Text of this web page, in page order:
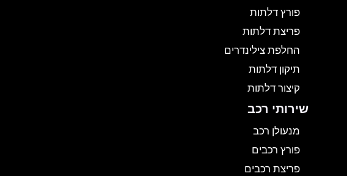
פורץ דלתות
פריצת דלתות
החלפת צילינדרים
תיקון דלתות
קיצור דלתות
שירותי רכב
מנעולן רכב
פורץ רכבים
פריצת רכבים